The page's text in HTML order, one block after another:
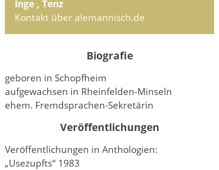
Inge , Tenz
Kontakt über alemannisch.de
Biografie
geboren in Schopfheim
aufgewachsen in Rheinfelden-Minseln
ehem. Fremdsprachen-Sekretärin
Veröffentlichungen
Veröffentlichungen in Anthologien:
„Usezupfts“ 1983